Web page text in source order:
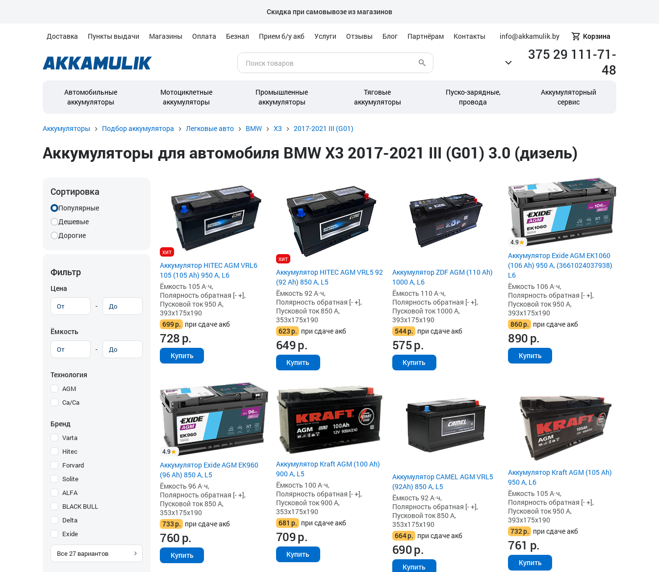
Скидка при самовывозе из магазинов
Доставка Пункты выдачи Магазины Оплата Безнал Прием б/у акб Услуги Отзывы Блог Партнёрам Контакты info@akkamulik.by Корзина
375 29 111-71-
48
Автомобильные
аккумуляторы
Мотоциклетные
аккумуляторы
Промышленные
аккумуляторы
Тяговые
аккумуляторы
Пуско-зарядные,
провода
Аккумуляторный
сервис
Аккумуляторы Подбор аккумулятора Легковые авто BMW X3 2017-2021 III (G01)
Аккумуляторы для автомобиля BMW X3 2017-2021 III (G01) 3.0 (дизель)
Сортировка
Популярные
Дешевые
Дорогие
Фильтр
Цена
-
Ёмкость
-
Технология
AGM
Ca/Ca
Бренд
Varta
Hitec
Forvard
Solite
ALFA
BLACK BULL
Delta
Exide
Все27 вариантов
хит
Аккумулятор HITEC AGM VRL6
105 (105 Ah) 950 А, L6
Ёмкость 105 А·ч,
Полярность обратная [- +],
Пусковой ток 950 А,
393x175x190
699р. при сдаче акб
728р.
Купить
хит
Аккумулятор HITEC AGM VRL5 92
(92 Ah) 850 А, L5
Ёмкость 92 А·ч,
Полярность обратная [- +],
Пусковой ток 850 А,
353x175x190
623р. при сдаче акб
649р.
Купить
Аккумулятор ZDF AGM (110 Ah)
1000 А, L6
Ёмкость 110 А·ч,
Полярность обратная [- +],
Пусковой ток 1000 А,
393x175x190
544р. при сдаче акб
575р.
Купить
4.9
Аккумулятор Exide AGM EK1060
(106 Ah) 950 А, (3661024037938)
L6
Ёмкость 106 А·ч,
Полярность обратная [- +],
Пусковой ток 950 А,
393x175x190
860р. при сдаче акб
890р.
Купить
4.9
Аккумулятор Exide AGM EK960
(96 Ah) 850 А, L5
Ёмкость 96 А·ч,
Полярность обратная [- +],
Пусковой ток 850 А,
353x175x190
733р. при сдаче акб
760р.
Купить
Аккумулятор Kraft AGM (100 Ah)
900 А, L5
Ёмкость 100 А·ч,
Полярность обратная [- +],
Пусковой ток 900 А,
353x175x190
681 р. при сдаче акб
709р.
Купить
Аккумулятор CAMEL AGM VRL5
(92Ah) 850 А, L5
Ёмкость 92 А·ч,
Полярность обратная [- +],
Пусковой ток 850 А,
353x175x190
664р. при сдаче акб
690р.
Купить
Аккумулятор Kraft AGM (105 Ah)
950 А, L6
Ёмкость 105 А·ч,
Полярность обратная [- +],
Пусковой ток 950 А,
393x175x190
732р. при сдаче акб
761 р.
Купить